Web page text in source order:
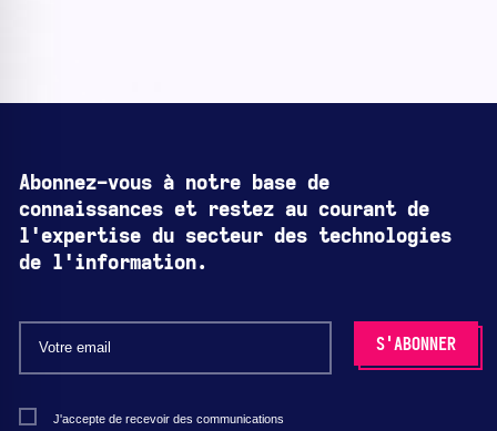
Abonnez-vous à notre base de
connaissances et restez au courant de
l'expertise du secteur des technologies
de l'information.
J'accepte de recevoir des communications